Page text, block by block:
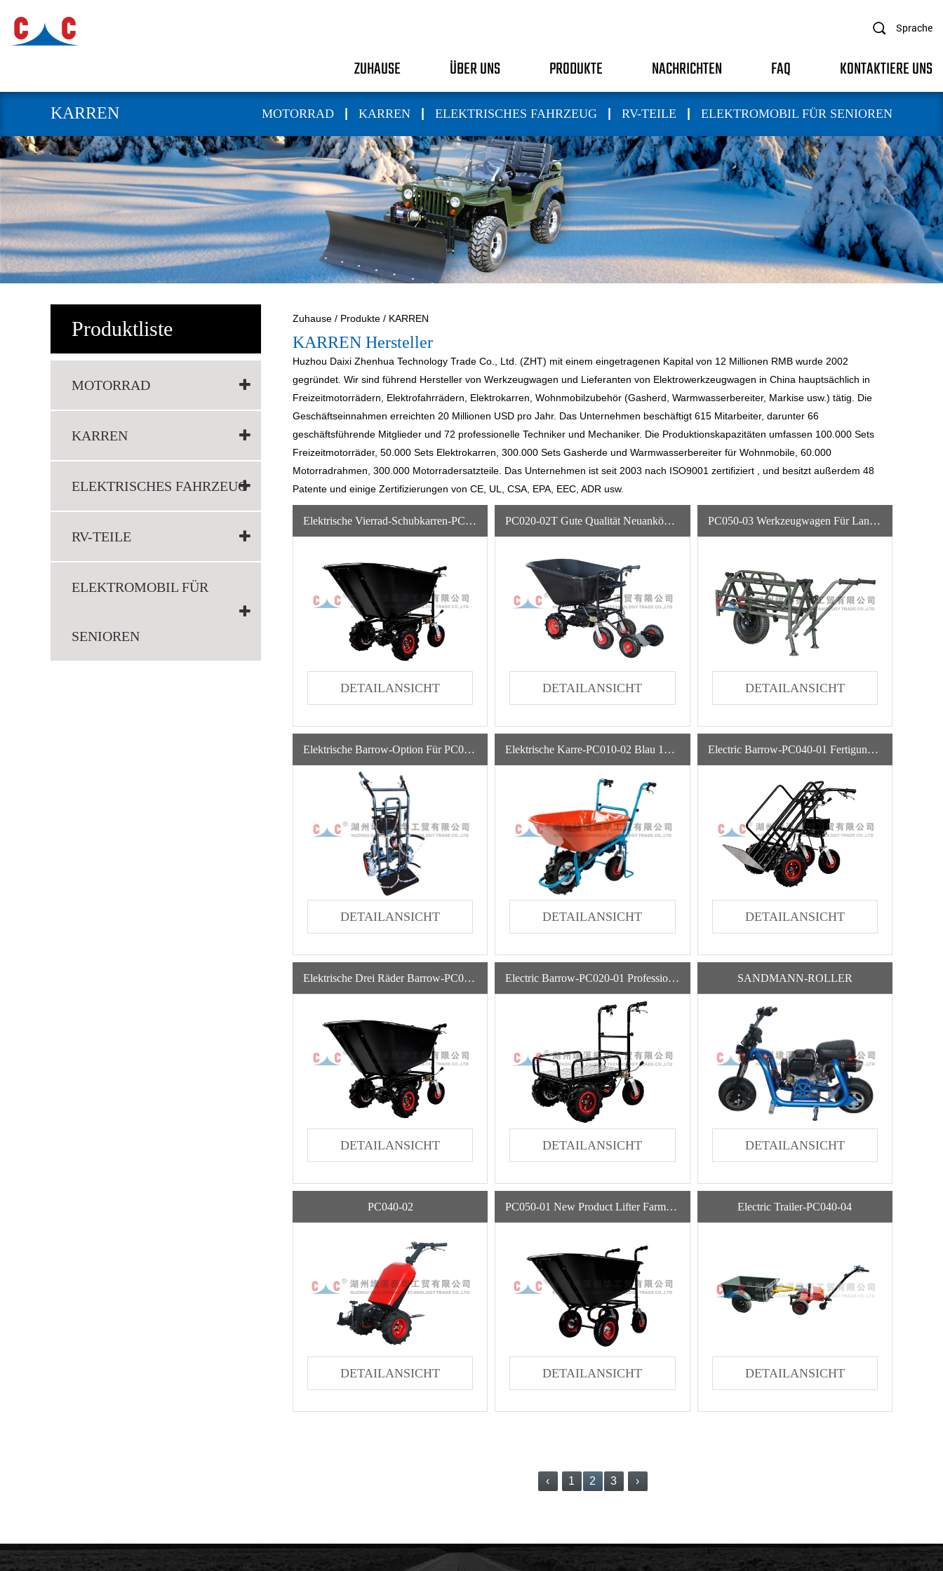
Sprache
ZUHAUSE ÜBER UNS PRODUKTE NACHRICHTEN FAQ KONTAKTIERE UNS
KARREN MOTORRAD KARREN ELEKTRISCHES FAHRZEUG RV-TEILE ELEKTROMOBIL FÜR SENIOREN
Produktliste
MOTORRAD
KARREN
ELEKTRISCHES FAHRZEUG
RV-TEILE
ELEKTROMOBIL FÜR
SENIOREN
Zuhause / Produkte / KARREN
KARREN Hersteller
Huzhou Daixi Zhenhua Technology Trade Co., Ltd. (ZHT) mit einem eingetragenen Kapital von 12 Millionen RMB wurde 2002
gegründet. Wir sind führend Hersteller von Werkzeugwagen und Lieferanten von Elektrowerkzeugwagen in China hauptsächlich in
Freizeitmotorrädern, Elektrofahrrädern, Elektrokarren, Wohnmobilzubehör (Gasherd, Warmwasserbereiter, Markise usw.) tätig. Die
Geschäftseinnahmen erreichten 20 Millionen USD pro Jahr. Das Unternehmen beschäftigt 615 Mitarbeiter, darunter 66
geschäftsführende Mitglieder und 72 professionelle Techniker und Mechaniker. Die Produktionskapazitäten umfassen 100.000 Sets
Freizeitmotorräder, 50.000 Sets Elektrokarren, 300.000 Sets Gasherde und Warmwasserbereiter für Wohnmobile, 60.000
Motorradrahmen, 300.000 Motorradersatzteile. Das Unternehmen ist seit 2003 nach ISO9001 zertifiziert , und besitzt außerdem 48
Patente und einige Zertifizierungen von CE, UL, CSA, EPA, EEC, ADR usw.
Elektrische Vierrad-Schubkarren-PC020-02 Gartengeräte-Stahlrahmen-Schubkarren-Konstruktion Für Landwirtschaftliche Bequemlichkeit
DETAILANSICHT
PC020-02T Gute Qualität Neuankömmlinge Garten Metall High Top Schubkarre
DETAILANSICHT
PC050-03 Werkzeugwagen Für Land- Und Forstwirtschaft
DETAILANSICHT
Elektrische Barrow-Option Für PC040-02/03
DETAILANSICHT
Elektrische Karre-PC010-02 Blau 120L
DETAILANSICHT
Electric Barrow-PC040-01 Fertigung Landwirtschaft Convenience Garden Tractor Construction Schubkarre
DETAILANSICHT
Elektrische Drei Räder Barrow-PC010-02 80 * 73 * 45cm Vierradfischen Big Bucket Electric Barrow
DETAILANSICHT
Electric Barrow-PC020-01 Professional Lifter Farm Agriculture Convenience Heavy 3 In 1 Big Weel Barrow
DETAILANSICHT
SANDMANN-ROLLER
DETAILANSICHT
PC040-02
DETAILANSICHT
PC050-01 New Product Lifter Farm PC020-02 Steel Tray Construction Wheel Barrow Tire
DETAILANSICHT
Electric Trailer-PC040-04
DETAILANSICHT
‹ 1 2 3 ›